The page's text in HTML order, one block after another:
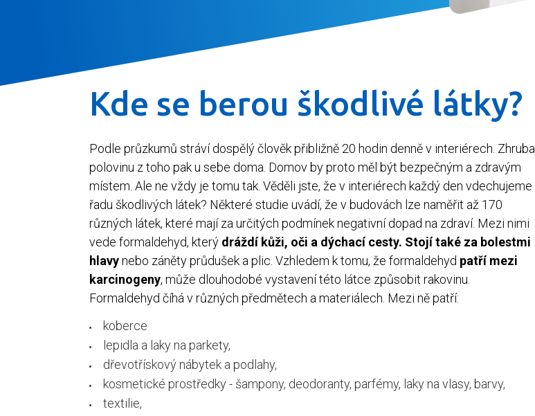
Kde se berou škodlivé látky?
Podle průzkumů stráví dospělý člověk přibližně 20 hodin denně v interiérech. Zhruba
polovinu z toho pak u sebe doma. Domov by proto měl být bezpečným a zdravým
místem. Ale ne vždy je tomu tak. Věděli jste, že v interiérech každý den vdechujeme
řadu škodlivých látek? Některé studie uvádí, že v budovách lze naměřit až 170
různých látek, které mají za určitých podmínek negativní dopad na zdraví. Mezi nimi
vede formaldehyd, který dráždí kůži, oči a dýchací cesty. Stojí také za bolestmi
hlavynebo záněty průdušek a plic. Vzhledem k tomu, že formaldehyd patří mezi
karcinogeny, může dlouhodobé vystavení této látce způsobit rakovinu.
Formaldehyd číhá v různých předmětech a materiálech. Mezi ně patří:
koberce
lepidla a laky na parkety,
dřevotřískový nábytek a podlahy,
kosmetické prostředky - šampony, deodoranty, parfémy, laky na vlasy, barvy,
textilie,